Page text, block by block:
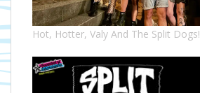
Hot, Hotter, Valy And The Split Dogs!